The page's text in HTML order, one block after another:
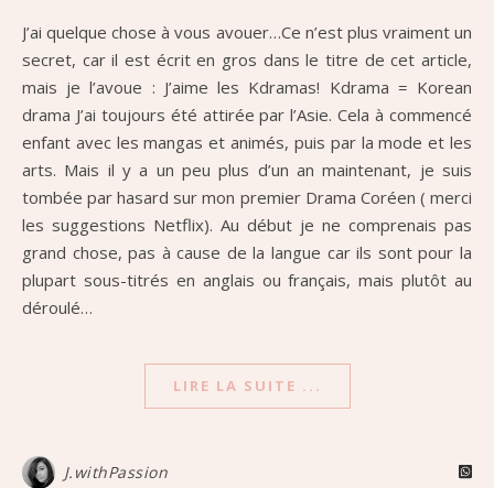
J’ai quelque chose à vous avouer…Ce n’est plus vraiment un
secret, car il est écrit en gros dans le titre de cet article,
mais je l’avoue : J’aime les Kdramas! Kdrama = Korean
drama J’ai toujours été attirée par l’Asie. Cela à commencé
enfant avec les mangas et animés, puis par la mode et les
arts. Mais il y a un peu plus d’un an maintenant, je suis
tombée par hasard sur mon premier Drama Coréen ( merci
les suggestions Netflix). Au début je ne comprenais pas
grand chose, pas à cause de la langue car ils sont pour la
plupart sous-titrés en anglais ou français, mais plutôt au
déroulé…
LIRE LA SUITE ...
J.withPassion